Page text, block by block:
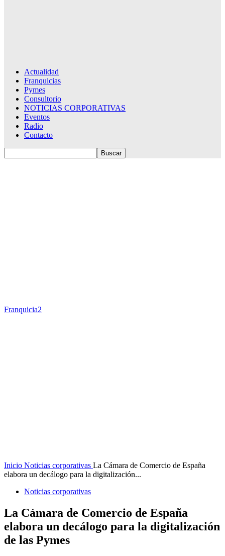
Actualidad
Franquicias
Pymes
Consultorio
NOTICIAS CORPORATIVAS
Eventos
Radio
Contacto
Franquicia2
Inicio Noticias corporativas La Cámara de Comercio de España
elabora un decálogo para la digitalización...
Noticias corporativas
La Cámara de Comercio de España
elabora un decálogo para la digitalización
de las Pymes